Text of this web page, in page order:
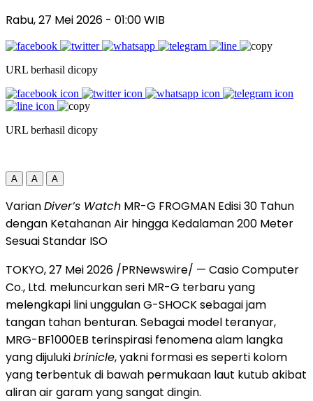
Rabu, 27 Mei 2026 - 01:00 WIB
URL berhasil dicopy
URL berhasil dicopy
A A A
VarianDiver’s Watch MR-G FROGMAN Edisi 30 Tahun
dengan Ketahanan Air hingga Kedalaman 200 Meter
Sesuai Standar ISO
TOKYO, 27 Mei 2026 /PRNewswire/ — Casio Computer
Co., Ltd. meluncurkan seri MR-G terbaru yang
melengkapi lini unggulan G-SHOCK sebagai jam
tangan tahan benturan. Sebagai model teranyar,
MRG-BF1000EB terinspirasi fenomena alam langka
yang dijulukibrinicle, yakni formasi es seperti kolom
yang terbentuk di bawah permukaan laut kutub akibat
aliran air garam yang sangat dingin.